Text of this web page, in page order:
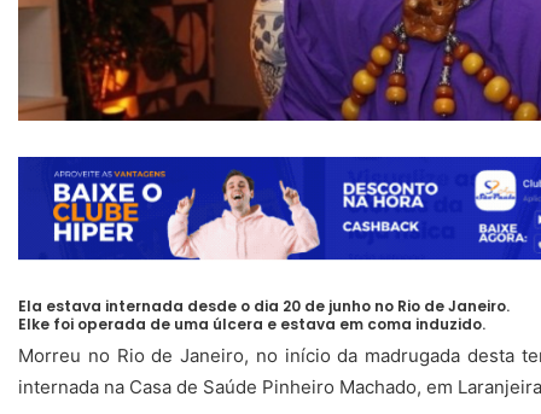
Ela estava internada desde o dia 20 de junho no Rio de Janeiro.
Elke foi operada de uma úlcera e estava em coma induzido.
Morreu no Rio de Janeiro, no início da madrugada desta
internada na Casa de Saúde Pinheiro Machado, em